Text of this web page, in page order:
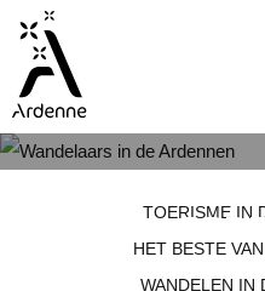
Overslaan
naar
inhoud
TOERISME IN
HET BESTE
WANDELEN IN